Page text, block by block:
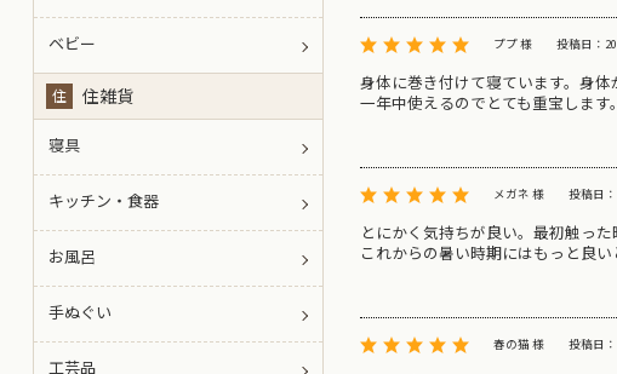
ププ 様 投稿日：
身体に巻き付けて寝ています。身体
一年中使えるのでとても重宝します。
メガネ 様 投稿日
とにかく気持ちが良い。最初触っ
これからの暑い時期にはもっと良い
春の猫 様 投稿日
ベビー
住 住雑貨
寝具
キッチン・食器
お風呂
手ぬぐい
工芸品